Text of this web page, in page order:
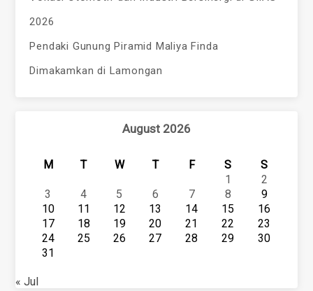
2026
Pendaki Gunung Piramid Maliya Finda
Dimakamkan di Lamongan
August 2026
M T W T F S
S
1
2
3
4 5 6 7 8
9
10
11 12 13 14 15
16
17
18 19 20 21 22
23
24
25 26 27 28 29
30
31
« Jul